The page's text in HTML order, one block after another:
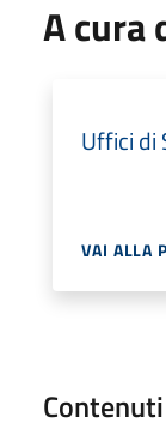
A cura
Uffici di
VAI ALLA